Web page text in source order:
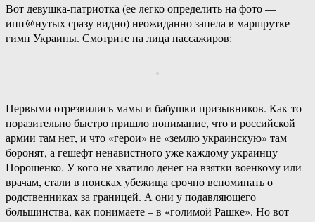
Вот девушка-патриотка (ее легко определить на фото —
ипп@нутых сразу видно) неожиданно запела в маршрутке
гимн Украины. Смотрите на лица пассажиров:
Первыми отрезвились мамы и бабушки призывников. Как-то
поразительно быстро пришло понимание, что и российской
армии там нет, и что «герои» не «землю украинскую» там
боронят, а гешефт ненавистного уже каждому украинцу
Порошенко. У кого не хватило денег на взятки военкому или
врачам, стали в поисках убежища срочно вспоминать о
родственниках за границей. А они у подавляющего
большинства, как понимаете – в «голимой Рашке». Но вот